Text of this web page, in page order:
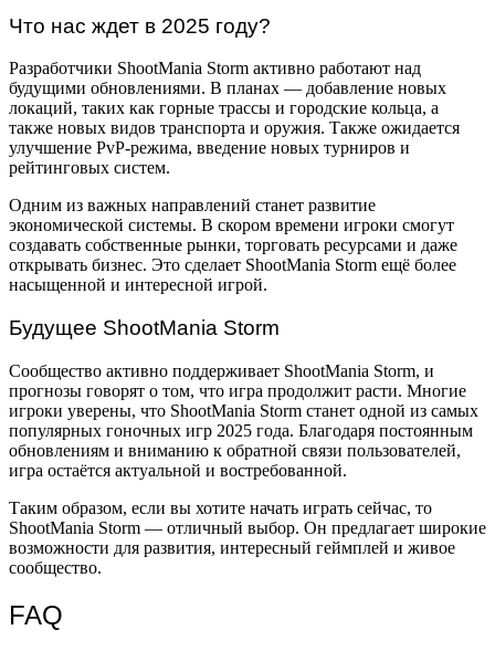
Что нас ждет в 2025 году?
Разработчики ShootMania Storm активно работают над
будущими обновлениями. В планах — добавление новых
локаций, таких как горные трассы и городские кольца, а
также новых видов транспорта и оружия. Также ожидается
улучшение PvP-режима, введение новых турниров и
рейтинговых систем.
Одним из важных направлений станет развитие
экономической системы. В скором времени игроки смогут
создавать собственные рынки, торговать ресурсами и даже
открывать бизнес. Это сделает ShootMania Storm ещё более
насыщенной и интересной игрой.
Будущее ShootMania Storm
Сообщество активно поддерживает ShootMania Storm, и
прогнозы говорят о том, что игра продолжит расти. Многие
игроки уверены, что ShootMania Storm станет одной из самых
популярных гоночных игр 2025 года. Благодаря постоянным
обновлениям и вниманию к обратной связи пользователей,
игра остаётся актуальной и востребованной.
Таким образом, если вы хотите начать играть сейчас, то
ShootMania Storm — отличный выбор. Он предлагает широкие
возможности для развития, интересный геймплей и живое
сообщество.
FAQ